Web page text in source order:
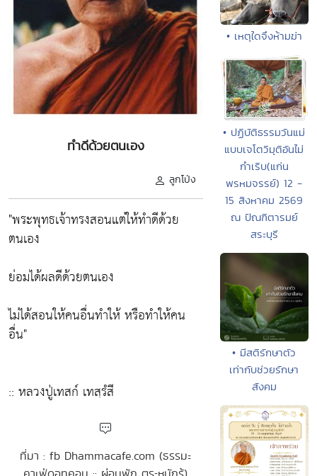
ทำดีด้วยตนเอง
ลูกโป่ง
"พระพุทธเจ้าทรงสอนแต่ให้ทำดีด้วย
ตนเอง
ย่อมได้ผลดีด้วยตนเอง
ไม่ได้สอนให้คนอื่นทำให้ หรือทำให้คน
อื่น"
:: หลวงปู่เทสก์ เทสฺรํสี
ที่มา : fb Dhammacafe.com (ธรรมะ
• เหตุใดจึงห้ามฆ่า
• ปฏิบัติธรรมวันแม่
แบบเจโตวิมุติอันไม่
กำเริบ(แก่น
พรหมจรรย์) 12 -
15 สิงหาคม 2569
ณ ปัณฑิตารมย์
สระบุรี
• มีสติรักษาตัว
เท่ากับช่วยรักษา
สังคม